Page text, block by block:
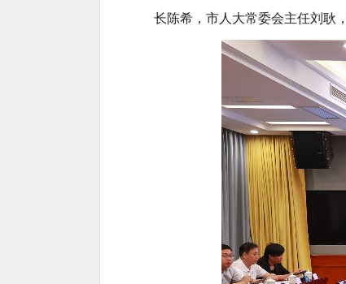
长陈希，市人大常委会主任刘耿